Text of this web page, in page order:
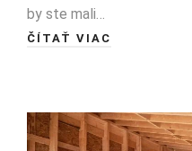
by ste mali…
ČÍTAŤ VIAC